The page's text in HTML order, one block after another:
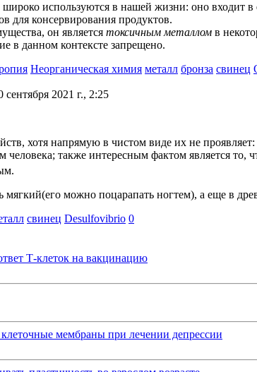
используются в нашей жизни: оно входит в
для консервирования продуктов.
он является токсичным металлом в
в данном контексте запрещено.
Неорганическая химия металл бронза свинец
сентября 2021 г., 2:25
хотя напрямую в чистом виде их не
человека; также интересным фактом является то,
можно поцарапать ногтем), а еще в
свинец Desulfovibrio 0
Т-клеток на вакцинацию
мембраны при лечении депрессии